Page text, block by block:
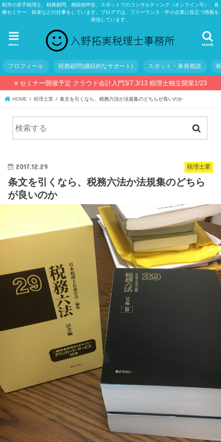
柏市の若手税理士。税務顧問、相続税申告、スポットでのコンサルティング（オンライン可）、各
種セミナー、執筆などの仕事をしています。ブログでは、フリーランス・中小企業に役立つ情報を
発信しています。
search
menu
プロフィール 税務顧問(継続的なサポート) スポット・単発相談
セミナー開催予定 クラウド会計入門3/7,3/13 税理士独立開業1/23
HOME 税理士業 条文を引くなら、税務六法か法規集のどちらが良いのか
税理士業
2017.12.29
条文を引くなら、税務六法か法規集のどちら
が良いのか